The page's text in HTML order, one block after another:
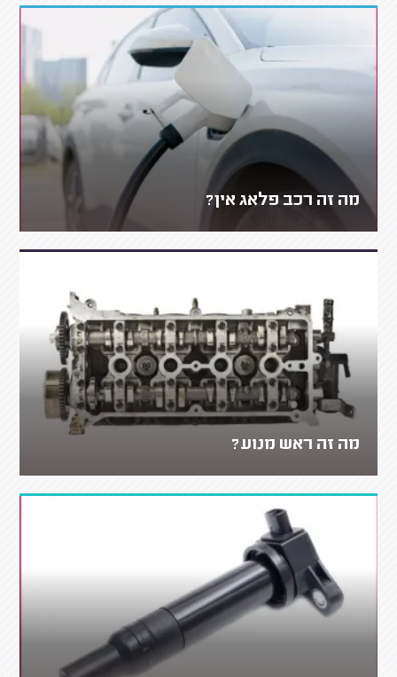
מה זה רכב פלאג אין?
מה זה ראש מנוע?